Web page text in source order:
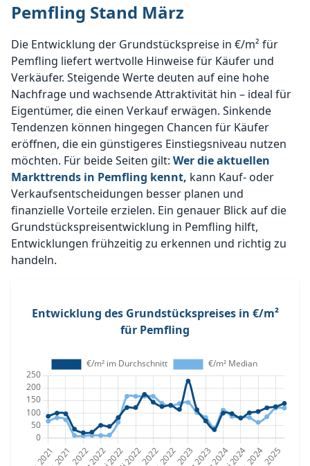
Pemfling Stand März
Die Entwicklung der Grundstückspreise in €/m² für
Pemfling liefert wertvolle Hinweise für Käufer und
Verkäufer. Steigende Werte deuten auf eine hohe
Nachfrage und wachsende Attraktivität hin – ideal für
Eigentümer, die einen Verkauf erwägen. Sinkende
Tendenzen können hingegen Chancen für Käufer
eröffnen, die ein günstigeres Einstiegsniveau nutzen
möchten. Für beide Seiten gilt: Wer die aktuellen
Markttrends in Pemfling kennt, kann Kauf- oder
Verkaufsentscheidungen besser planen und
finanzielle Vorteile erzielen. Ein genauer Blick auf die
Grundstückspreisentwicklung in Pemfling hilft,
Entwicklungen frühzeitig zu erkennen und richtig zu
handeln.
Entwicklung des Grundstückspreises in €/m²
für Pemfling